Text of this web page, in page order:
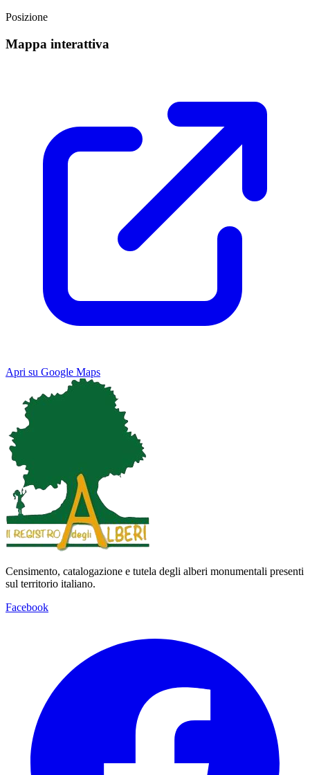
Posizione
Mappa interattiva
Apri su Google Maps
Map Satellite
Keyboard shortcuts
Censimento, catalogazione e tutela degli alberi monumentali presenti
sul territorio italiano.
Facebook